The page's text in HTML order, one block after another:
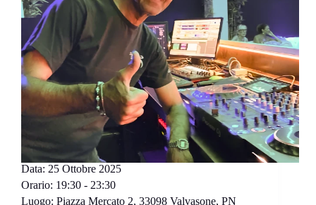
Data: 25 Ottobre 2025
Orario: 19:30 - 23:30
Luogo: Piazza Mercato 2, 33098 Valvasone, PN